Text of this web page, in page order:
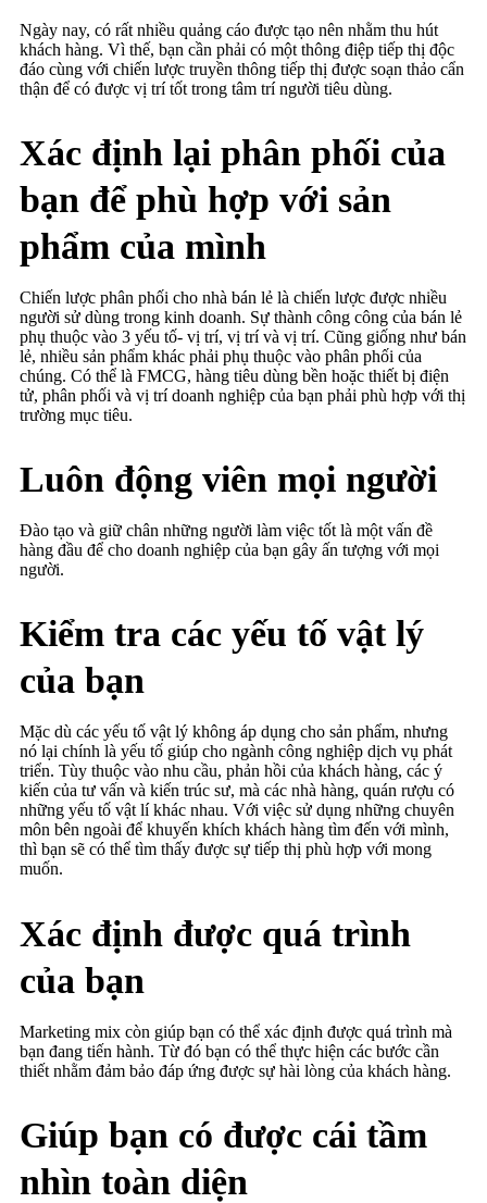
Ngày nay, có rất nhiều quảng cáo được tạo nên nhằm thu hút
khách hàng. Vì thế, bạn cần phải có một thông điệp tiếp thị độc
đáo cùng với chiến lược truyền thông tiếp thị được soạn thảo cẩn
thận để có được vị trí tốt trong tâm trí người tiêu dùng.
Xác định lại phân phối của
bạn để phù hợp với sản
phẩm của mình
Chiến lược phân phối cho nhà bán lẻ là chiến lược được nhiều
người sử dùng trong kinh doanh. Sự thành công công của bán lẻ
phụ thuộc vào 3 yếu tố- vị trí, vị trí và vị trí. Cũng giống như bán
lẻ, nhiều sản phẩm khác phải phụ thuộc vào phân phối của
chúng. Có thể là FMCG, hàng tiêu dùng bền hoặc thiết bị điện
tử, phân phối và vị trí doanh nghiệp của bạn phải phù hợp với thị
trường mục tiêu.
Luôn động viên mọi người
Đào tạo và giữ chân những người làm việc tốt là một vấn đề
hàng đầu để cho doanh nghiệp của bạn gây ấn tượng với mọi
người.
Kiểm tra các yếu tố vật lý
của bạn
Mặc dù các yếu tố vật lý không áp dụng cho sản phẩm, nhưng
nó lại chính là yếu tố giúp cho ngành công nghiệp dịch vụ phát
triển. Tùy thuộc vào nhu cầu, phản hồi của khách hàng, các ý
kiến của tư vấn và kiến trúc sư, mà các nhà hàng, quán rượu có
những yếu tố vật lí khác nhau. Với việc sử dụng những chuyên
môn bên ngoài để khuyến khích khách hàng tìm đến với mình,
thì bạn sẽ có thể tìm thấy được sự tiếp thị phù hợp với mong
muốn.
Xác định được quá trình
của bạn
Marketing mix còn giúp bạn có thể xác định được quá trình mà
bạn đang tiến hành. Từ đó bạn có thể thực hiện các bước cần
thiết nhằm đảm bảo đáp ứng được sự hài lòng của khách hàng.
Giúp bạn có được cái tầm
nhìn toàn diện